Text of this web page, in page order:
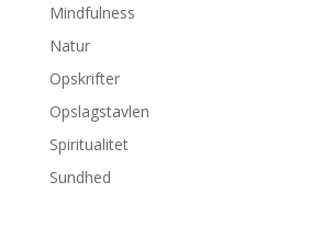
Mindfulness
Natur
Opskrifter
Opslagstavlen
Spiritualitet
Sundhed